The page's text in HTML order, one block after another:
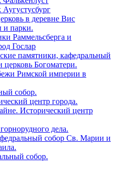
в деревне Вис
и парки.
Раммельсберга и
Гослар
памятники, кафедральный
Богоматери.
Римской империи в
собор.
центр города.
Исторический центр
дела.
собор Cв. Марии и
собор.